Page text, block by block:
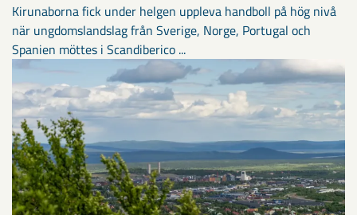
Kirunaborna fick under helgen uppleva handboll på hög nivå
när ungdomslandslag från Sverige, Norge, Portugal och
Spanien möttes i Scandiberico ...